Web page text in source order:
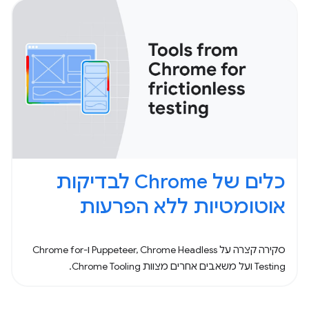
כלים של Chrome לבדיקות
אוטומטיות ללא הפרעות
סקירה קצרה על Puppeteer, Chrome Headless ו-Chrome for
Testing ועל משאבים אחרים מצוות Chrome Tooling.